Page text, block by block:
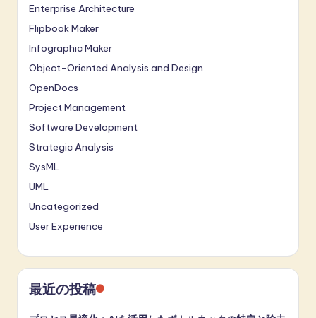
Enterprise Architecture
Flipbook Maker
Infographic Maker
Object-Oriented Analysis and Design
OpenDocs
Project Management
Software Development
Strategic Analysis
SysML
UML
Uncategorized
User Experience
最近の投稿